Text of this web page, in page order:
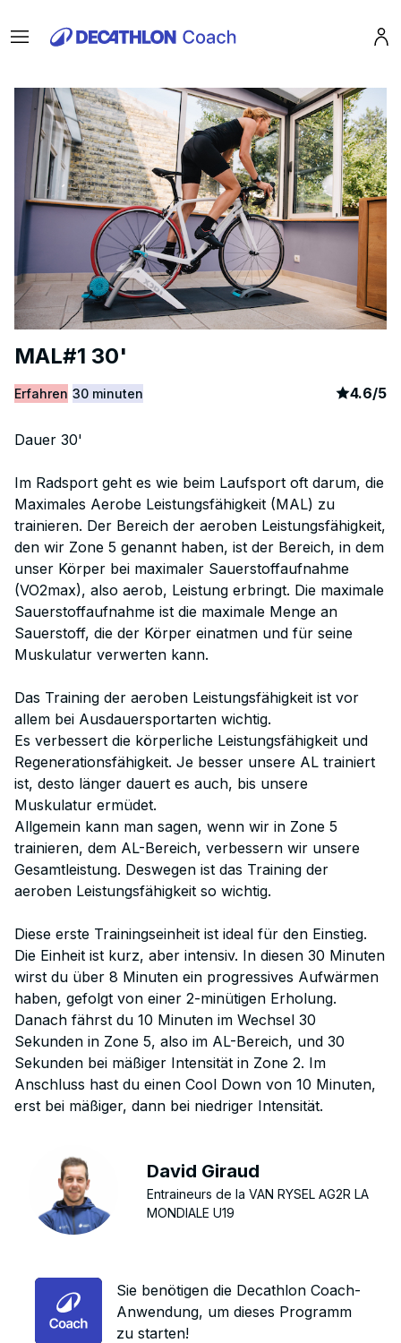
Menu
MAL#1 30'
Erfahren 30 minuten article
4.6/5
Dauer 30'
Im Radsport geht es wie beim Laufsport oft darum, die
Maximales Aerobe Leistungsfähigkeit (MAL) zu
trainieren. Der Bereich der aeroben Leistungsfähigkeit,
den wir Zone 5 genannt haben, ist der Bereich, in dem
unser Körper bei maximaler Sauerstoffaufnahme
(VO2max), also aerob, Leistung erbringt. Die maximale
Sauerstoffaufnahme ist die maximale Menge an
Sauerstoff, die der Körper einatmen und für seine
Muskulatur verwerten kann.
Das Training der aeroben Leistungsfähigkeit ist vor
allem bei Ausdauersportarten wichtig.
Es verbessert die körperliche Leistungsfähigkeit und
Regenerationsfähigkeit. Je besser unsere AL trainiert
ist, desto länger dauert es auch, bis unsere
Muskulatur ermüdet.
Allgemein kann man sagen, wenn wir in Zone 5
trainieren, dem AL-Bereich, verbessern wir unsere
Gesamtleistung. Deswegen ist das Training der
aeroben Leistungsfähigkeit so wichtig.
Diese erste Trainingseinheit ist ideal für den Einstieg.
Die Einheit ist kurz, aber intensiv. In diesen 30 Minuten
wirst du über 8 Minuten ein progressives Aufwärmen
haben, gefolgt von einer 2-minütigen Erholung.
Danach fährst du 10 Minuten im Wechsel 30
Sekunden in Zone 5, also im AL-Bereich, und 30
Sekunden bei mäßiger Intensität in Zone 2. Im
Anschluss hast du einen Cool Down von 10 Minuten,
erst bei mäßiger, dann bei niedriger Intensität.
David Giraud
Entraineurs de la VAN RYSEL AG2R LA
MONDIALE U19
Sie benötigen die Decathlon Coach-
Anwendung, um dieses Programm
zu starten!